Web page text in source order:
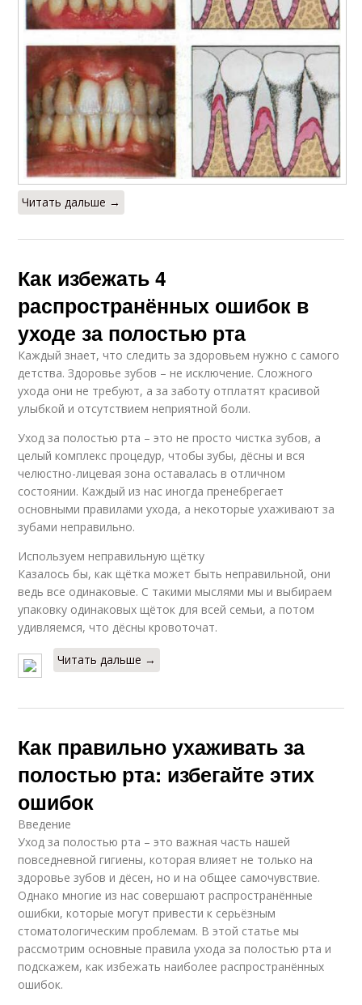
Читать дальше →
Как избежать 4
распространённых ошибок в
уходе за полостью рта
Каждый знает, что следить за здоровьем нужно с самого
детства. Здоровье зубов – не исключение. Сложного
ухода они не требуют, а за заботу отплатят красивой
улыбкой и отсутствием неприятной боли.
Уход за полостью рта – это не просто чистка зубов, а
целый комплекс процедур, чтобы зубы, дёсны и вся
челюстно-лицевая зона оставалась в отличном
состоянии. Каждый из нас иногда пренебрегает
основными правилами ухода, а некоторые ухаживают за
зубами неправильно.
Используем неправильную щётку
Казалось бы, как щётка может быть неправильной, они
ведь все одинаковые. С такими мыслями мы и выбираем
упаковку одинаковых щёток для всей семьи, а потом
удивляемся, что дёсны кровоточат.
Читать дальше →
Как правильно ухаживать за
полостью рта: избегайте этих
ошибок
Введение
Уход за полостью рта – это важная часть нашей
повседневной гигиены, которая влияет не только на
здоровье зубов и дёсен, но и на общее самочувствие.
Однако многие из нас совершают распространённые
ошибки, которые могут привести к серьёзным
стоматологическим проблемам. В этой статье мы
рассмотрим основные правила ухода за полостью рта и
подскажем, как избежать наиболее распространённых
ошибок.